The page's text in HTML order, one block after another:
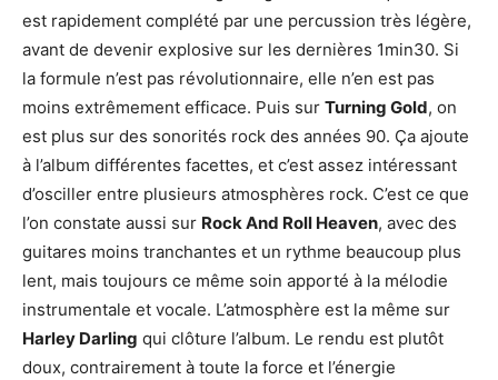
est rapidement complété par une percussion très légère,
avant de devenir explosive sur les dernières 1min30. Si
la formule n’est pas révolutionnaire, elle n’en est pas
moins extrêmement efficace. Puis sur Turning Gold, on
est plus sur des sonorités rock des années 90. Ça ajoute
à l’album différentes facettes, et c’est assez intéressant
d’osciller entre plusieurs atmosphères rock. C’est ce que
l’on constate aussi sur Rock And Roll Heaven, avec des
guitares moins tranchantes et un rythme beaucoup plus
lent, mais toujours ce même soin apporté à la mélodie
instrumentale et vocale. L’atmosphère est la même sur
Harley Darling qui clôture l’album. Le rendu est plutôt
doux, contrairement à toute la force et l’énergie